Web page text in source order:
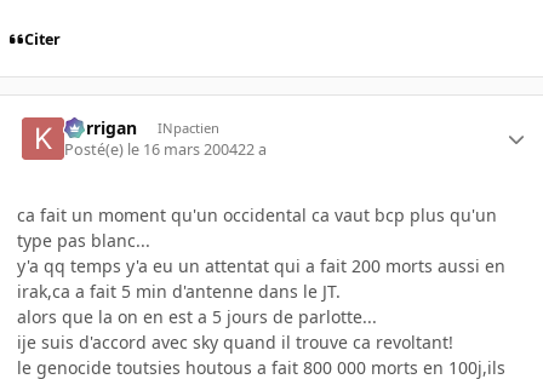
Citer
korrigan INpactien
Posté(e) le 16 mars 200422 a
ca fait un moment qu'un occidental ca vaut bcp plus qu'un
type pas blanc...
y'a qq temps y'a eu un attentat qui a fait 200 morts aussi en
irak,ca a fait 5 min d'antenne dans le JT.
alors que la on en est a 5 jours de parlotte...
ije suis d'accord avec sky quand il trouve ca revoltant!
le genocide toutsies houtous a fait 800 000 morts en 100j,ils